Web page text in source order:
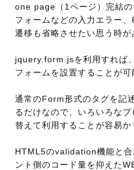
one page（1ページ）完結
フォームなどの入力エラー
遷移も省略させたい思う時が
jquery.form.jsを利用すれば
フォームを設置することが可
通常のForm形式のタグを記
るだけなので、いろいろな
替えて利用することが容易か
HTML5のvalidation機能と合
ント側のコード量を抑えた